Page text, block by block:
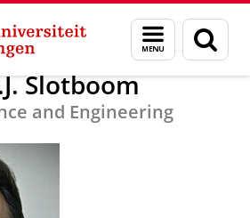
Menu
en
zoeken
Docent van het Jaar
Slotboom
and Engineering